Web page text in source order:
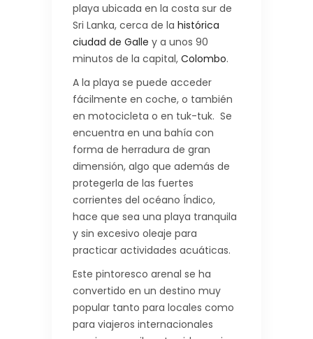
playa ubicada en la costa sur de
Sri Lanka, cerca de la histórica
ciudad de Galle y a unos 90
minutos de la capital, Colombo.
A la playa se puede acceder
fácilmente en coche, o también
en motocicleta o en tuk-tuk. Se
encuentra en una bahía con
forma de herradura de gran
dimensión, algo que además de
protegerla de las fuertes
corrientes del océano Índico,
hace que sea una playa tranquila
y sin excesivo oleaje para
practicar actividades acuáticas.
Este pintoresco arenal se ha
convertido en un destino muy
popular tanto para locales como
para viajeros internacionales